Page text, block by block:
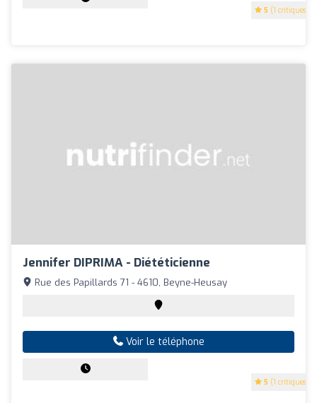
5 (1 critiques)
Jennifer DIPRIMA - Diététicienne
5 (1 critiques)
Rue des Papillards 71 - 4610, Beyne-Heusay
Voir le téléphone